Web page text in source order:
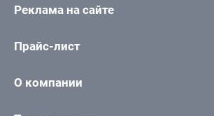
Реклама на сайте
Прайс-лист
О компании